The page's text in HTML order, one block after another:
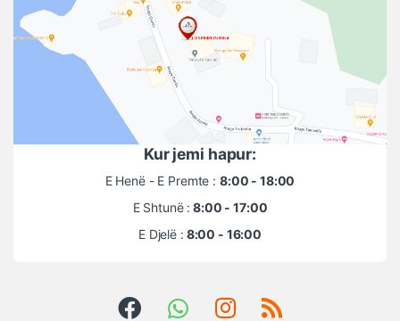
Kur jemi hapur:
E Henë - E Premte : 8:00 - 18:00
E Shtunë : 8:00 - 17:00
E Djelë : 8:00 - 16:00